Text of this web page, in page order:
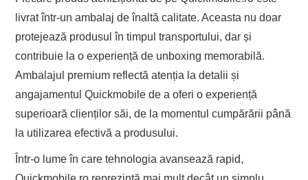
livrat într-un ambalaj de înaltă calitate. Aceasta nu doar
protejează produsul în timpul transportului, dar și
contribuie la o experiență de unboxing memorabilă.
Ambalajul premium reflectă atenția la detalii și
angajamentul Quickmobile de a oferi o experiență
superioară clienților săi, de la momentul cumpărării până
la utilizarea efectivă a produsului.
Într-o lume în care tehnologia avansează rapid,